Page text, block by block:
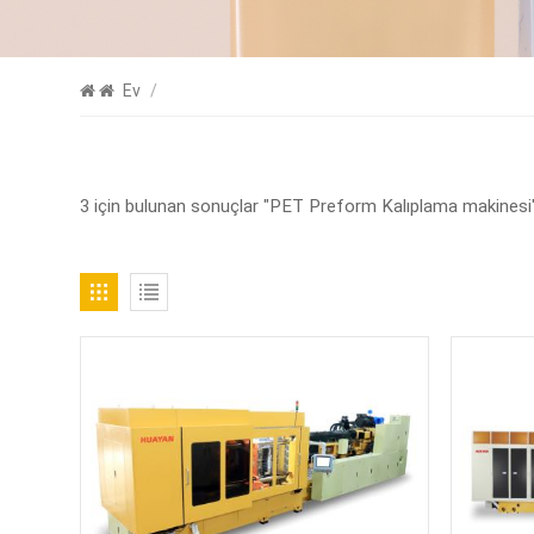
Ev /
3 için bulunan sonuçlar "PET Preform Kalıplama